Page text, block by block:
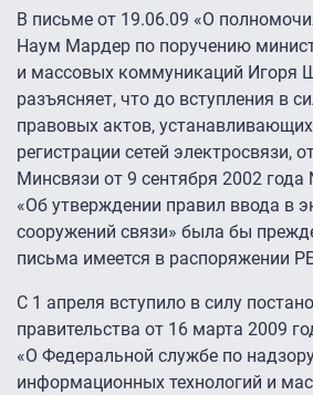
В письме от 19.06.09 «О
Наум Мардер по поручению
и массовых коммуникаций Игоря
разъясняет, что до вступления в
правовых актов,
регистрации сетей электросвязи,
Минсвязи от 9 сентября 2002
«Об утверждении правил ввода в
сооружений связи» была бы
письма имеется в распоряжении
С 1 апреля вступило в силу
правительства от 16 марта 2009
«О Федеральной службе по
информационных технологий и